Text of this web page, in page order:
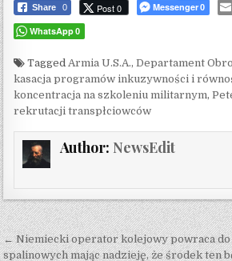
Share 0 Post 0 Messenger 0
WhatsApp 0
TaggedArmia U.S.A.,Departament
kasacja programów inkuzywności i
koncentracja na szkoleniu militarnym,
rekrutacji transpłciowców
Author: NewsEdit
Post navigation
← Niemiecki operator kolejowy powraca
spalinowych mając nadzieję, że środek ten